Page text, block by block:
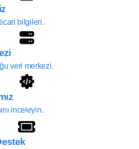
bilgileri.
veri merkezi.
inceleyin.